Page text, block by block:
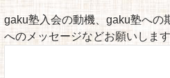
gaku塾入会の動機、gaku塾への
へのメッセージなどお願いします